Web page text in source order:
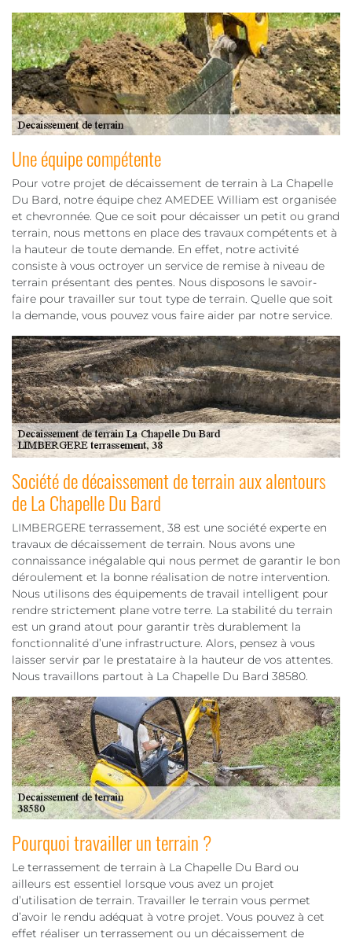
Une équipe compétente
Pour votre projet de décaissement de terrain à La Chapelle
Du Bard, notre équipe chez AMEDEE William est organisée
et chevronnée. Que ce soit pour décaisser un petit ou grand
terrain, nous mettons en place des travaux compétents et à
la hauteur de toute demande. En effet, notre activité
consiste à vous octroyer un service de remise à niveau de
terrain présentant des pentes. Nous disposons le savoir-
faire pour travailler sur tout type de terrain. Quelle que soit
la demande, vous pouvez vous faire aider par notre service.
Société de décaissement de terrain aux alentours
de La Chapelle Du Bard
LIMBERGERE terrassement, 38 est une société experte en
travaux de décaissement de terrain. Nous avons une
connaissance inégalable qui nous permet de garantir le bon
déroulement et la bonne réalisation de notre intervention.
Nous utilisons des équipements de travail intelligent pour
rendre strictement plane votre terre. La stabilité du terrain
est un grand atout pour garantir très durablement la
fonctionnalité d’une infrastructure. Alors, pensez à vous
laisser servir par le prestataire à la hauteur de vos attentes.
Nous travaillons partout à La Chapelle Du Bard 38580.
Pourquoi travailler un terrain ?
Le terrassement de terrain à La Chapelle Du Bard ou
ailleurs est essentiel lorsque vous avez un projet
d’utilisation de terrain. Travailler le terrain vous permet
d’avoir le rendu adéquat à votre projet. Vous pouvez à cet
effet réaliser un terrassement ou un décaissement de